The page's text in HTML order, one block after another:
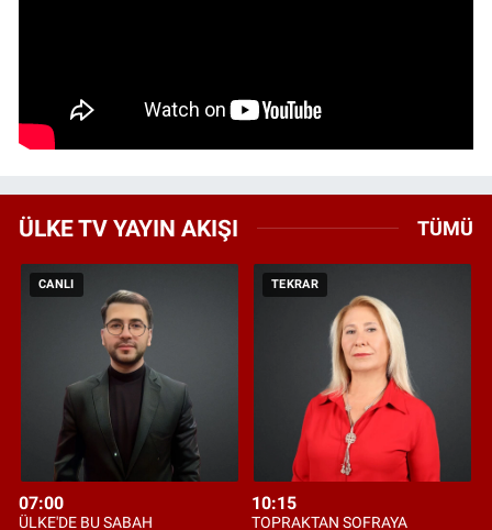
ÜLKE TV YAYIN AKIŞI TÜMÜ
CANLI
07:00
ÜLKE'DE BU SABAH
TEKRAR
10:15
TOPRAKTAN SOFRAYA